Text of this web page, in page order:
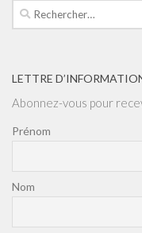
Rechercher :
LETTRE
Abonnez-vous pour
Prénom
Nom